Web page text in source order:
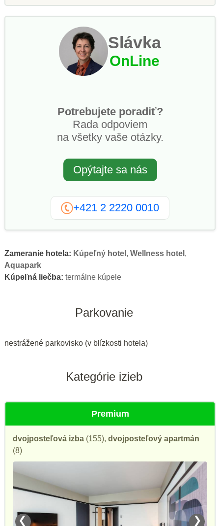
Slávka
OnLine
Potrebujete poradiť?
Rada odpoviem
na všetky vaše otázky.
Opýtajte sa nás
+421 2 2220 0010
Zameranie hotela: Kúpeľný hotel , Wellness hotel ,
Aquapark
Kúpeľná liečba: termálne kúpele
Parkovanie
nestrážené parkovisko (v blízkosti hotela)
Kategórie izieb
Premium
dvojposteľová izba (155), dvojposteľový apartmán
(8)
❮ ❯